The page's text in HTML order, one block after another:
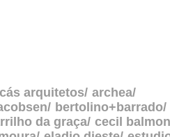
arquitetos
archea
bertolino+barrado
da graça cecil